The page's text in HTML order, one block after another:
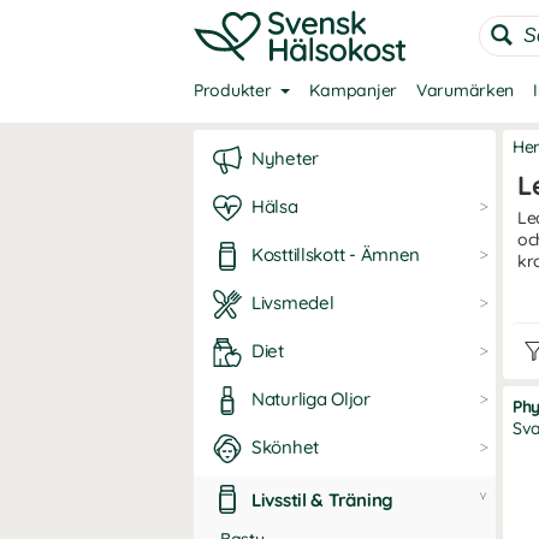
Produkter Kampanjer Varumärken
Nyheter
Hälsa
Kosttillskott - Ämnen
Livsmedel
Diet
Naturliga Oljor
Skönhet
Livsstil & Träning